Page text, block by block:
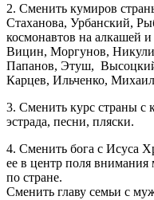
2. Сменить кумиров
Стаханова, Урбанский,
космонавтов на алкашей
Вицин, Моргунов,
Папанов, Этуш,
Карцев, Ильченко,
3. Сменить курс страны с
эстрада, песни, пляски.
4. Сменить бога с Исуса
ее в центр поля внимания
по стране.
Сменить главу семьи с